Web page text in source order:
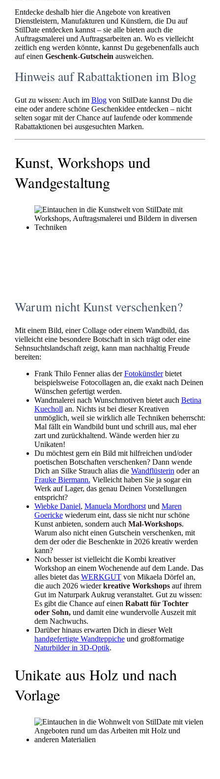
Entdecke deshalb hier die Angebote von kreativen
Dienstleistern, Manufakturen und Künstlern, die Du auf
StilDate entdecken kannst – sie alle bieten auch die
Auftragsmalerei und Auftragsarbeiten an. Wo es vielleicht
zeitlich eng werden könnte, kannst Du gegebenenfalls auch
auf einen Geschenk-Gutschein ausweichen.
Hinweis auf Rabattaktionen im Blog
Gut zu wissen: Auch im Blogvon StilDate kannst Du die
eine oder andere schöne Geschenkidee entdecken – nicht
selten sogar mit der Chance auf laufende oder kommende
Rabattaktionen bei ausgesuchten Marken.
Kunst, Workshops und
Wandgestaltung
Warum nicht Kunst verschenken?
Mit einem Bild, einer Collage oder einem Wandbild, das
vielleicht eine besondere Botschaft in sich trägt oder eine
Sehnsuchtslandschaft zeigt, kann man nachhaltig Freude
bereiten:
Frank Thilo Fenner alias derFotokünstlerbietet
beispielsweise Fotocollagen an, die exakt nach Deinen
Wünschen gefertigt werden.
Wandmalerei nach Wunschmotiven bietet auch Betina
Kuecholl an. Nichts ist bei dieser Kreativen
unmöglich, weil sie wirklich alle Techniken beherrscht:
Mal fällt ein Wandbild bunt und schrill aus, mal eher
zart und zurückhaltend. Wände werden hier zu
Unikaten!
Du möchtest gern ein Bild mit hilfreichen und/oder
poetischen Botschaften verschenken? Dann wende
Dich an Silke Strauch alias die Wandflüsterin oder an
Frauke Biermann. Vielleicht haben Sie ja sogar ein
Werk auf Lager, das genau Deinen Vorstellungen
entspricht?
Wiebke Daniel, Manuela Mordhorstund Maren
Goerickewiederum eint, dass sie nicht nur schöne
Kunst anbieten, sondern auch Mal-Workshops.
Warum also nicht einen Gutschein verschenken, mit
dem der oder die Beschenkte in 2026 kreativ werden
kann?
Noch besser ist vielleicht die Kombi kreativer
Workshop an einem Wochenende auf dem Lande. Das
alles bietet das WERKGUTvon Mikaela Dörfel an,
die auch 2026 wiederkreative Workshopsauf ihrem
Gut im Naturpark Aukrug veranstaltet. Gut zu wissen:
Es gibt die Chance auf einen Rabatt für Tochter
oder Sohn,und damit eine wundervolle Auszeit mit
dem Nachwuchs.
Darüber hinaus erwarten Dich in dieser Welt
handgefertigte Wandteppicheund großformatige
Naturbilder in 3D-Optik.
Unikate aus Holz und nach
Vorlage